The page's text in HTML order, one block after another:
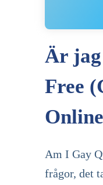
Är
Free
Am I Gay
frågor, det